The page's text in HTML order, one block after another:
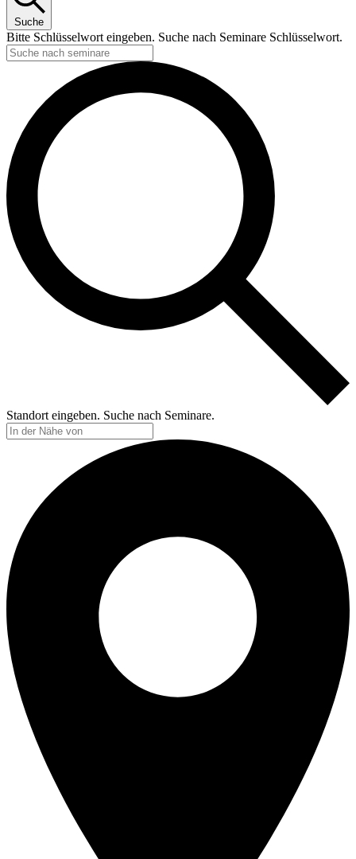
Suche
Bitte Schlüsselwort eingeben. Suche nach Seminare Schlüsselwort.
Standort eingeben. Suche nach Seminare.